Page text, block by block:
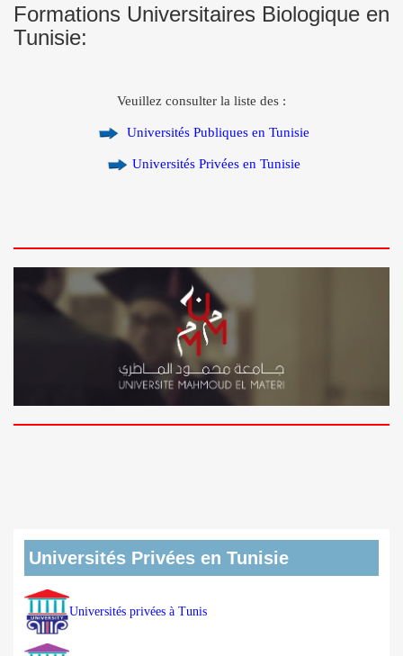
Formations Universitaires Biologique en
Tunisie:
Veuillez consulter la liste des :
Universités Publiques en Tunisie
Universités Privées en Tunisie
Universités Privées en Tunisie
Universités privées à Tunis